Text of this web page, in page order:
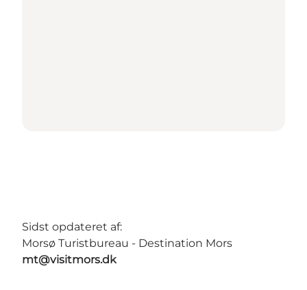
Sidst opdateret af:
Morsø Turistbureau - Destination Mors
mt@visitmors.dk